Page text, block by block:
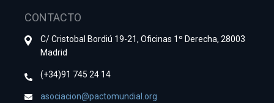
CONTACTO
C/ Cristobal Bordiú 19-21, Oficinas 1º Derecha, 28003
Madrid
(+34)91 745 24 14
asociacion@pactomundial.org